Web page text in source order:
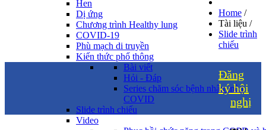
Hen
Dị ứng
Chương trình Healthy lung
COVID-19
Phù mạch di truyền
Kiến thức phổ thông
Bài viết
Hỏi - Đáp
Series chăm sóc bệnh nhân mùa
COVID
Slide trình chiếu
Video
Home /
Tài liệu /
Slide trình
chiếu
Đăng
ký hội
nghị